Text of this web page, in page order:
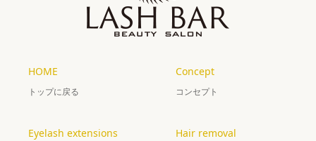
HOME
トップに戻る
Concept
コンセプト
Eyelash extensions Hair removal